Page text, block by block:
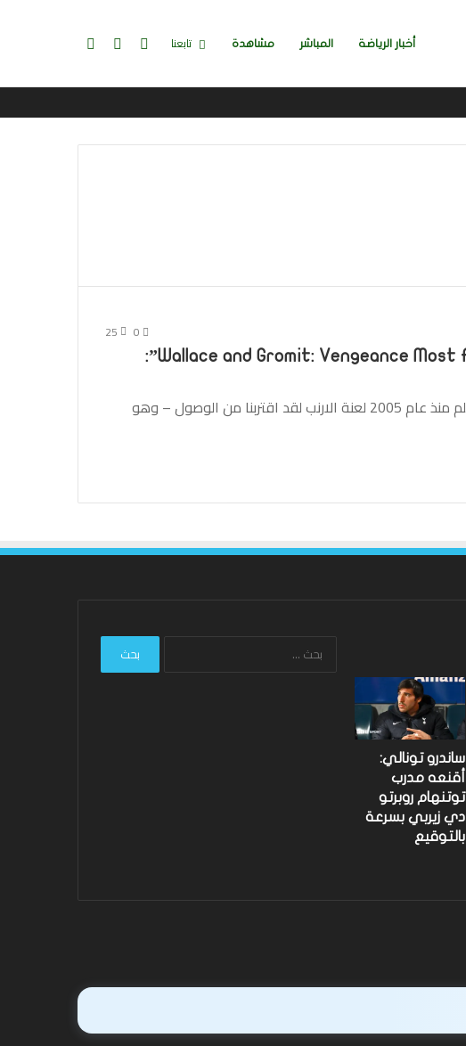
أخبار الرياضة المباشر مشاهدة إضافة تسجيل تابعنا
0
25
العرض التشويقي لفيلم “Wallace and Gromit: Vengeance Most Fowl”:
الأول كامل الطول والاس وغروميت الفيلم منذ عام 2005 لعنة الارنب لقد اقتربنا من الوصول – وهو
ساندرو تونالي:
أقنعه مدرب
توتنهام روبرتو
دي زيربي بسرعة
بالتوقيع
البحث